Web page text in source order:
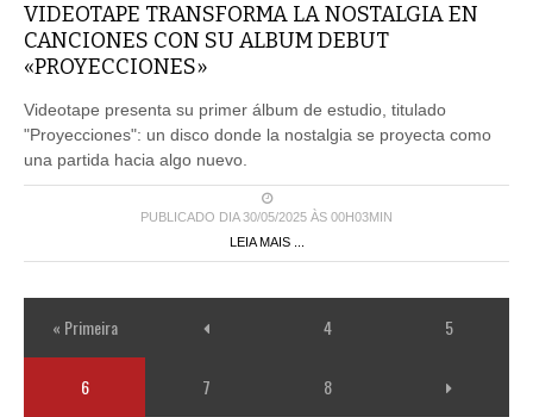
VIDEOTAPE TRANSFORMA LA NOSTALGIA EN
CANCIONES CON SU ALBUM DEBUT
«PROYECCIONES»
Videotape presenta su primer álbum de estudio, titulado
"Proyecciones": un disco donde la nostalgia se proyecta como
una partida hacia algo nuevo.
PUBLICADO DIA 30/05/2025 ÀS 00H03MIN
LEIA MAIS ...
« Primeira 4 5
6 7 8